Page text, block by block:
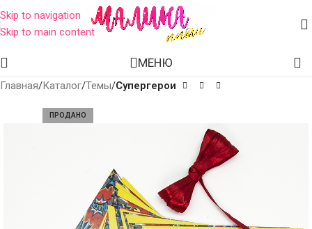
Skip to navigation
Skip to main content
МЕНЮ
Главная Каталог Темы Супергерои
ПРОДАНО